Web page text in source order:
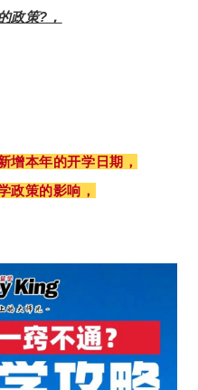
政策?，
增本年的开学日期，
政策的影响，